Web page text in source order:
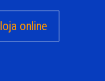
loja online